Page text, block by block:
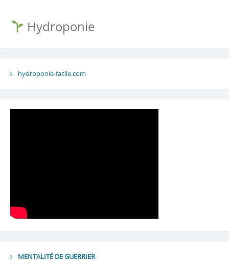
Hydroponie
hydroponie-facile.com
MENTALITÉ DE GUERRIER